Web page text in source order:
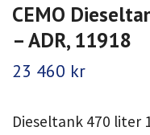
CEMO
– ADR, 11918
23 460 kr
Dieseltank 470 liter